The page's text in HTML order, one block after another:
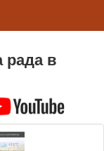
рада в